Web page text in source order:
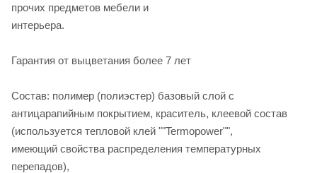
прочих предметов мебели и
Гарантия от выцветания более 7 лет
Состав: полимер (полиэстер) базовый слой с
антицарапийным покрытием, краситель, клеевой состав
(используется тепловой клей ""Termopower"",
имеющий свойства распределения температурных
перепадов),